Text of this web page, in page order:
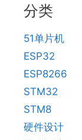
分类
51单片机
ESP32
ESP8266
STM32
STM8
硬件设计